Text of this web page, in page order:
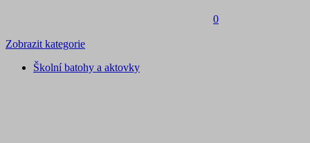
0
Zobrazit kategorie
Školní batohy a aktovky